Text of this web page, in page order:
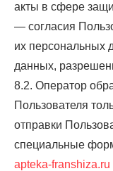
акты в сфере
— согласия
их персональных
данных,
8.2. Оператор
Пользователя
отправки
специальные
apteka-franshiza.ru